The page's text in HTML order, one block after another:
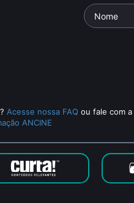
Acesse nossa FAQ ou fale com a
ANCINE